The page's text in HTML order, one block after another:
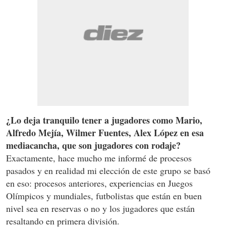
¿Lo deja tranquilo tener a jugadores como Mario,
Alfredo Mejía, Wilmer Fuentes, Alex López en esa
mediacancha, que son jugadores con rodaje?
Exactamente, hace mucho me informé de procesos
pasados y en realidad mi elección de este grupo se basó
en eso: procesos anteriores, experiencias en Juegos
Olímpicos y mundiales, futbolistas que están en buen
nivel sea en reservas o no y los jugadores que están
resaltando en primera división.